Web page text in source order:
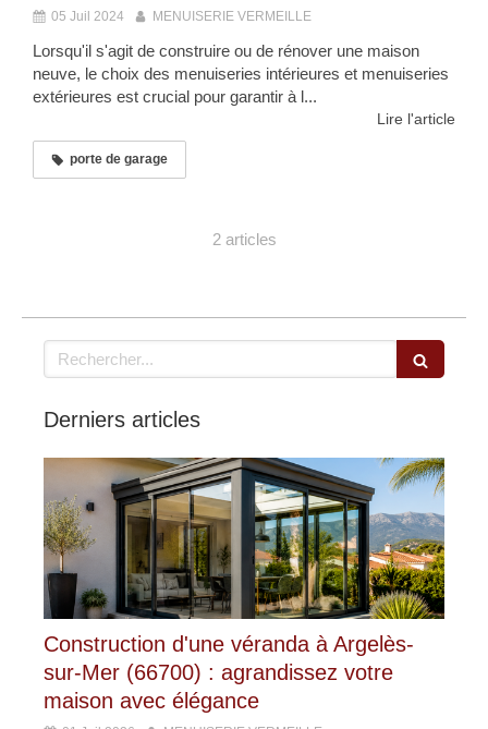
05 Juil 2024 MENUISERIE VERMEILLE
Lorsqu'il s'agit de construire ou de rénover une maison
neuve, le choix des menuiseries intérieures et menuiseries
extérieures est crucial pour garantir à l...
Lire l'article
porte de garage
2 articles
Rechercher
Derniers articles
Construction d'une véranda à Argelès-
sur-Mer (66700) : agrandissez votre
maison avec élégance